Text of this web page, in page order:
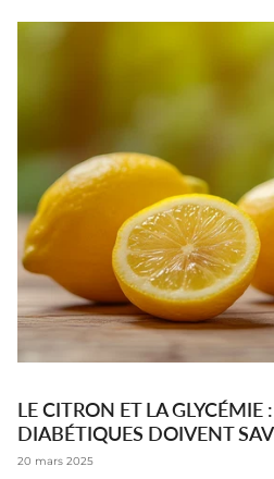
LE CITRON ET LA GLYCÉMIE
DIABÉTIQUES DOIVENT
20 mars 2025